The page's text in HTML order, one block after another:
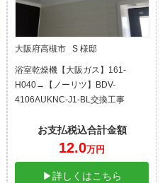
大阪府高槻市 S 様邸
浴室乾燥機【大阪ガス】161-
H040→【ノーリツ】BDV-
4106AUKNC-J1-BL交換工事
お支払税込合計金額
12.0万円
▶詳しくはこちら